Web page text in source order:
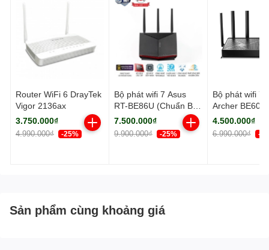
Router WiFi 6 DrayTek
Vigor 2136ax
3.750.000₫
4.990.000₫ -25%
Bộ phát wifi 7 Asus
RT-BE86U (Chuẩn BE/
BE6800Mbps/ 3 Ăng-
ten ngoài, 1 ăng-ten
ngầm/ AIMesh)
7.500.000₫
9.900.000₫ -25%
Bộ phát wifi 7
Archer BE600
BE/
ten ngoài/
4.500.000₫
6.990.000₫ -
Sản phẩm cùng khoảng giá